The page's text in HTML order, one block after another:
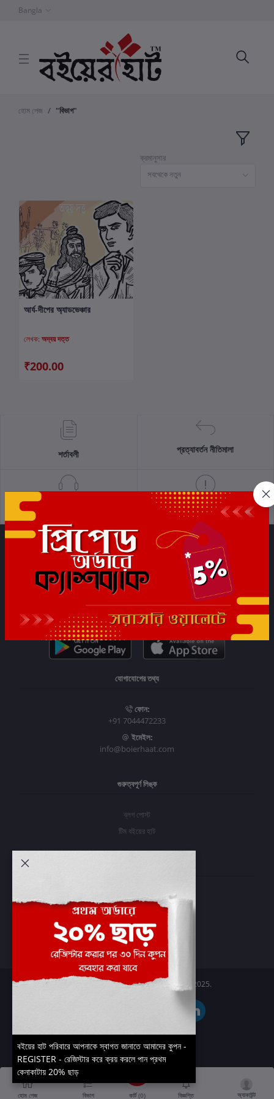
Bangla
হোম পেজ "বিভাগ"
ক্রমানুসার
সবথেকে নতুন
কার্টে যোগ করুন
আর্য-দীপের অ্যাডভেঞ্চার
লেখক: অদ্বয় দত্ত
₹200.00
শর্তাবলী প্রত্যাবর্তন নীতিমালা
গোপনীয়তা নীতি
সাবস্ক্রাইব
যোগাযোগের তথ্য
ফোন:
+91 7044472233
ইমেইল:
info@boierhaat.com
গুরুত্বপূর্ণ লিঙ্ক
ব্লগ পোস্ট
টিম বইয়ের হাট
প্রবেশ করুন
অর্ডার ইতিহাস
আমার ইচ্ছাগুলি
অর্ডার ট্র্যাকিং
Boier Haat™ | © All rights reserved 2025.
হোম পেজ বিভাগ কার্ট (0) বিজ্ঞপ্তি অ্যাকাউন্ট
বইয়ের হাট পরিবারে আপনাকে স্বাগত জানাতে আমাদের কুপন -
REGISTER - রেজিস্টার করে ক্রয় করলে পান প্রথম
কেনাকাটায় 20% ছাড়